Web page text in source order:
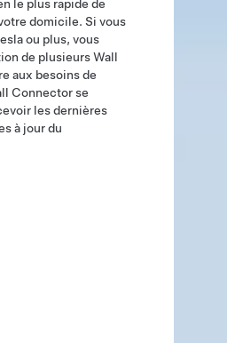
le plus rapide de
domicile. Si vous
ou plus, vous
de plusieurs Wall
aux besoins de
Connector se
les dernières
à jour du